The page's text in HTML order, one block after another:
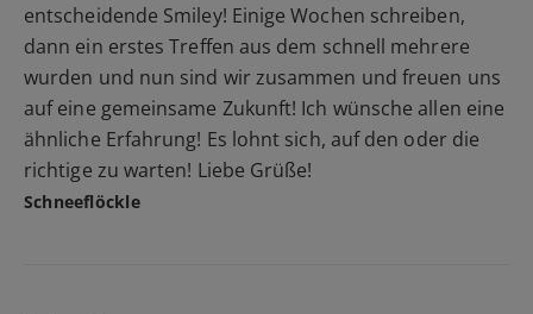
entscheidende Smiley! Einige Wochen schreiben,
dann ein erstes Treffen aus dem schnell mehrere
wurden und nun sind wir zusammen und freuen uns
auf eine gemeinsame Zukunft! Ich wünsche allen eine
ähnliche Erfahrung! Es lohnt sich, auf den oder die
richtige zu warten! Liebe Grüße!
Schneeflöckle